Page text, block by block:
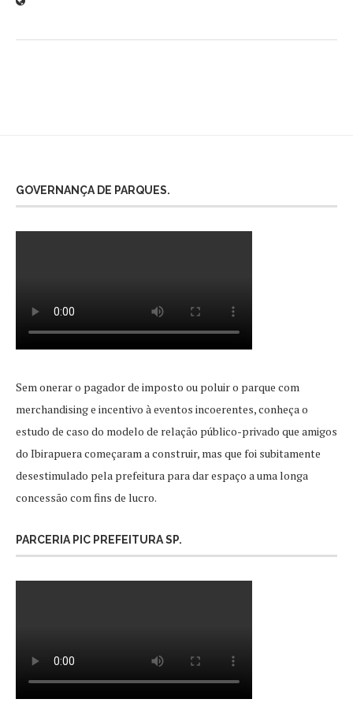
GOVERNANÇA DE PARQUES.
Sem onerar o pagador de imposto ou poluir o parque com
merchandising e incentivo à eventos incoerentes, conheça o
estudo de caso do modelo de relação público-privado que amigos
do Ibirapuera começaram a construir, mas que foi subitamente
desestimulado pela prefeitura para dar espaço a uma longa
concessão com fins de lucro.
PARCERIA PIC PREFEITURA SP.